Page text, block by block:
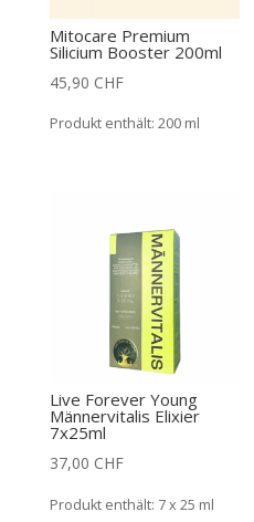
Mitocare Premium
Silicium Booster 200ml
45,90 CHF
Produkt enthält: 200 ml
Live Forever Young
Männervitalis Elixier
7x25ml
37,00 CHF
Produkt enthält: 7x 25 ml